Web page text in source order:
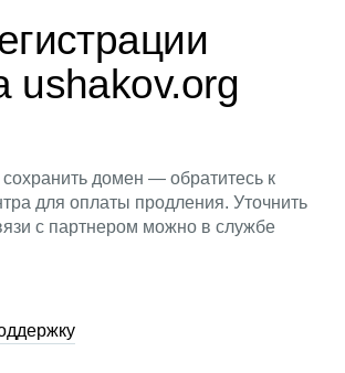
ushakov.org
домен — обратитесь к
для оплаты продления. Уточнить
с партнером можно в службе